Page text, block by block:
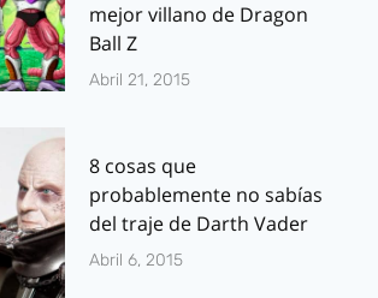
mejor villano de Dragon
Ball Z
Abril 21, 2015
8 cosas que
probablemente no sabías
del traje de Darth Vader
Abril 6, 2015